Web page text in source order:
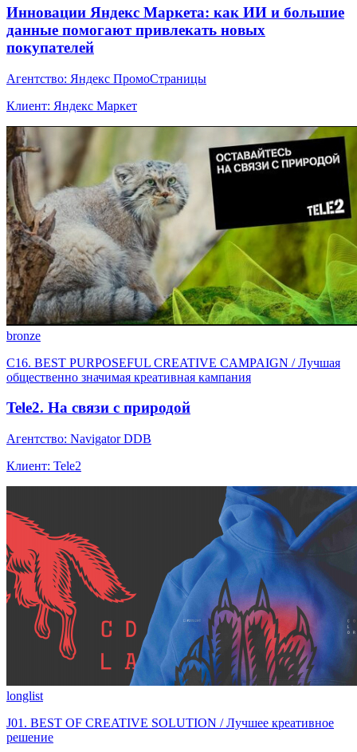
Инновации Яндекс Маркета: как ИИ и большие
данные помогают привлекать новых
покупателей
Агентство: Яндекс ПромоСтраницы
Клиент: Яндекс Маркет
bronze
C16. BEST PURPOSEFUL CREATIVE CAMPAIGN / Лучшая
общественно значимая креативная кампания
Tele2. На связи с природой
Агентство: Navigator DDB
Клиент: Tele2
longlist
J01. BEST OF CREATIVE SOLUTION / Лучшее креативное
решение